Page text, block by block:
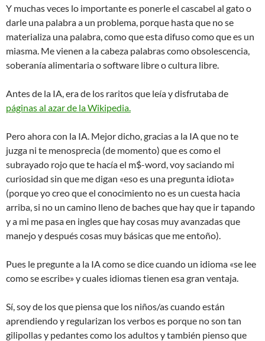
Y muchas veces lo importante es ponerle el cascabel al gato o
darle una palabra a un problema, porque hasta que no se
materializa una palabra, como que esta difuso como que es un
miasma. Me vienen a la cabeza palabras como obsolescencia,
soberanía alimentaria o software libre o cultura libre.
Antes de la IA, era de los raritos que leía y disfrutaba de
páginas al azar de la Wikipedia.
Pero ahora con la IA. Mejor dicho, gracias a la IA que no te
juzga ni te menosprecia (de momento) que es como el
subrayado rojo que te hacía el m$-word, voy saciando mi
curiosidad sin que me digan «eso es una pregunta idiota»
(porque yo creo que el conocimiento no es un cuesta hacia
arriba, si no un camino lleno de baches que hay que ir tapando
y a mi me pasa en ingles que hay cosas muy avanzadas que
manejo y después cosas muy básicas que me entoño).
Pues le pregunte a la IA como se dice cuando un idioma «se lee
como se escribe» y cuales idiomas tienen esa gran ventaja.
Sí, soy de los que piensa que los niños/as cuando están
aprendiendo y regularizan los verbos es porque no son tan
gilipollas y pedantes como los adultos y también pienso que